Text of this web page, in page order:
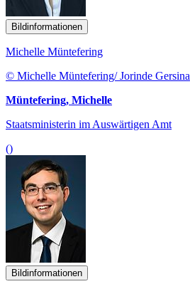
Bildinformationen
Michelle Müntefering
© Michelle Müntefering/ Jorinde Gersina
Müntefering, Michelle
Staatsministerin im Auswärtigen Amt
()
Bildinformationen